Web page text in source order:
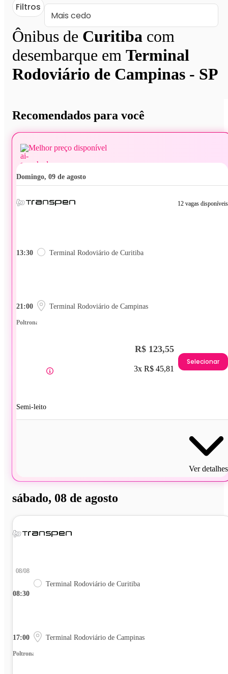
Ônibus de Curitiba com
desembarque em Terminal
Rodoviário de Campinas - SP
Filtros
Recomendados para você
Melhor preço disponível
domingo, 09 de agosto
12 vagas disponíveis
13:30 Terminal Rodoviário de Curitiba
21:00 Terminal Rodoviário de Campinas
Poltrona
Semi-leito
R$ 123,55
3x R$ 45,81
Selecionar
Ver detalhes
sábado, 08 de agosto
08:30
08/08
Terminal Rodoviário de Curitiba
17:00 Terminal Rodoviário de Campinas
Poltrona